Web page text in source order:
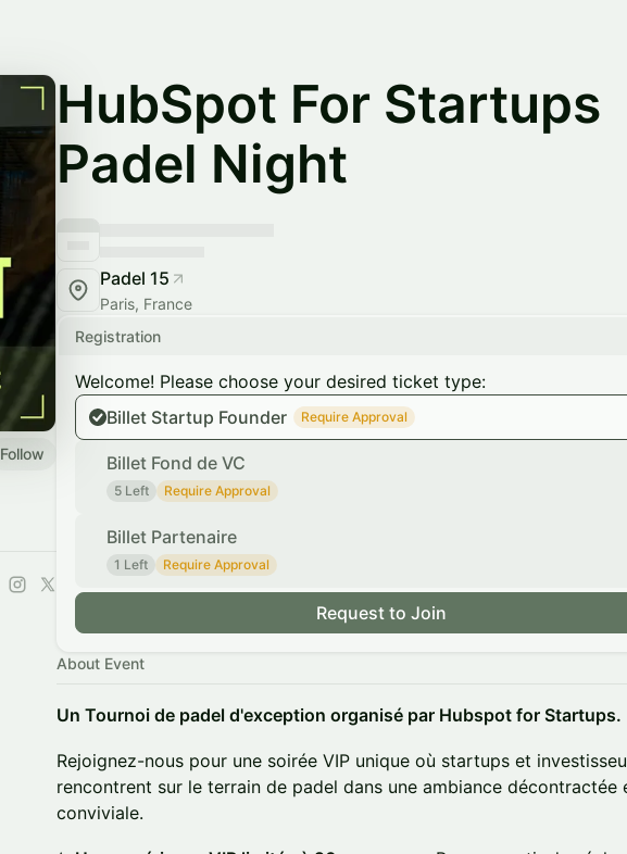
Follow
HubSpot For Startups
Padel Night
Padel 15
Paris, France
Registration
Welcome! Please choose your desired ticket type:
Billet Startup Founder
Require Approval
Billet Fond de VC
5 Left Require Approval
Billet Partenaire
1 Left Require Approval
Request to Join
About Event
Un Tournoi de padel d'exception organisé par Hubspot for Startups.
Rejoignez-nous pour une soirée VIP unique où startups et
rencontrent sur le terrain de padel dans une ambiance décontractée
conviviale.